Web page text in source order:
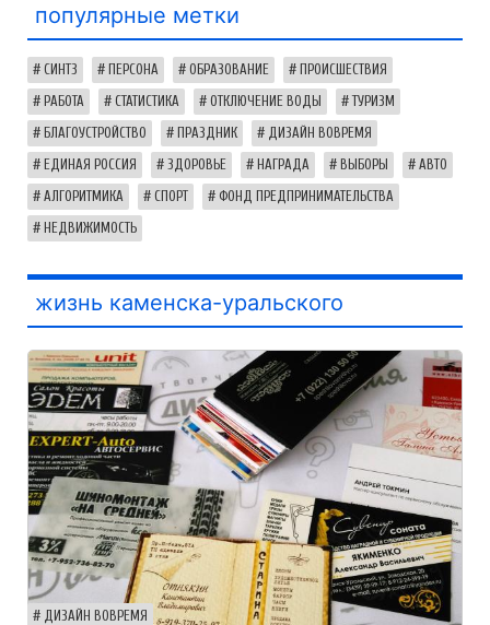
популярные метки
СИНТЗ ПЕРСОНА ОБРАЗОВАНИЕ ПРОИСШЕСТВИЯ
РАБОТА СТАТИСТИКА ОТКЛЮЧЕНИЕ ВОДЫ ТУРИЗМ
БЛАГОУСТРОЙСТВО ПРАЗДНИК ДИЗАЙН ВОВРЕМЯ
ЕДИНАЯ РОССИЯ ЗДОРОВЬЕ НАГРАДА ВЫБОРЫ АВТО
АЛГОРИТМИКА СПОРТ ФОНД ПРЕДПРИНИМАТЕЛЬСТВА
НЕДВИЖИМОСТЬ
жизнь каменска-уральского
ДИЗАЙН ВОВРЕМЯ